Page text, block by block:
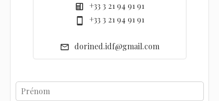
+33 3 21 94 91 91
+33 3 21 94 91 91
dorined.idf@gmail.com